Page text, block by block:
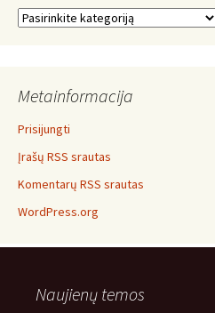
Temos
Metainformacija
Prisijungti
Įrašų RSS srautas
Komentarų RSS srautas
WordPress.org
Naujienų temos